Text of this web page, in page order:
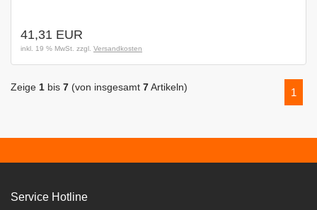
41,31 EUR
inkl. 19 % MwSt. zzgl. Versandkosten
Zeige 1 bis 7 (von insgesamt 7Artikeln) 1
Service Hotline